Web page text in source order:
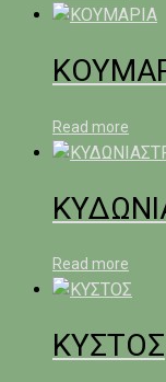
Read more
Read more
ΚΥΣΤΟΣ